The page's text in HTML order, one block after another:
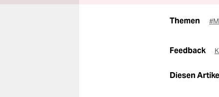
Themen
Feedback
Diesen